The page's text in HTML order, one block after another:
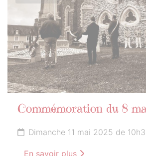
Commémoration du 8
Dimanche 11 mai 2025 de
En savoir plus